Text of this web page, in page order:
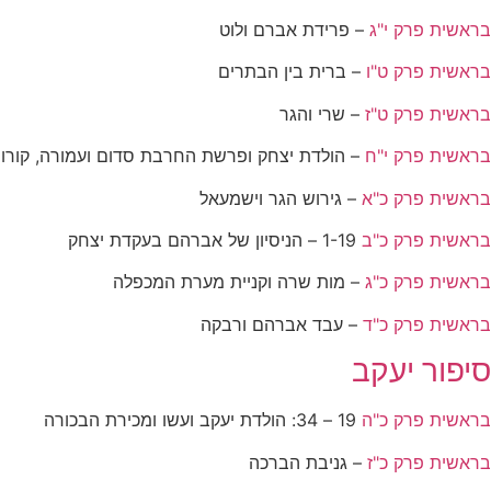
בראשית פרק י"ג – פרידת אברם ולוט
בראשית פרק ט"ו – ברית בין הבתרים
בראשית פרק ט"ז – שרי והגר
בראשית פרק י"ח – הולדת יצחק ופרשת החרבת סדום ועמורה,
בראשית פרק כ"א – גירוש הגר וישמעאל
בראשית פרק כ"ב
בראשית פרק כ"ג – מות שרה וקניית מערת המכפלה
בראשית פרק כ"ד – עבד אברהם ורבקה
סיפור יעקב
בראשית פרק כ"ה
בראשית פרק כ"ז – גניבת הברכה